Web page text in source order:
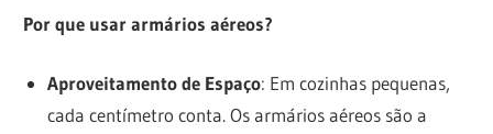
Por que usar armários aéreos?
Aproveitamento de Espaço: Em cozinhas pequenas,
cada centímetro conta. Os armários aéreos são a